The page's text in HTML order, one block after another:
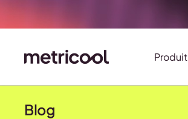
Produit
Blog